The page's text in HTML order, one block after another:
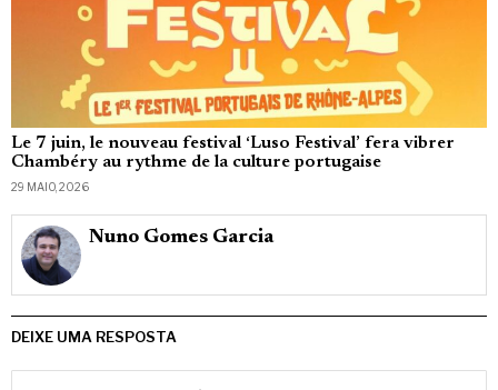
Le 7 juin, le nouveau festival ‘Luso Festival’ fera vibrer
Chambéry au rythme de la culture portugaise
29 MAIO, 2026
Nuno Gomes Garcia
DEIXE UMA RESPOSTA